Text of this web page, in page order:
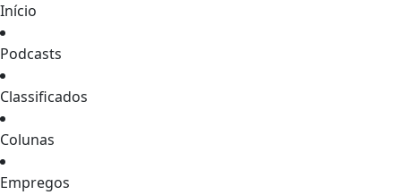
Início
Podcasts
Classificados
Colunas
Empregos